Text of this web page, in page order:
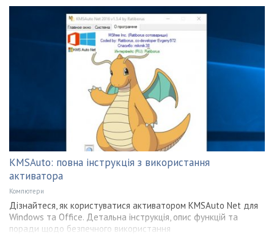
KMSAuto: повна інструкція з використання
активатора
Компютери
Дізнайтеся, як користуватися активатором KMSAuto Net для
Windows та Office. Детальна інструкція, опис функцій та
поради щодо безпечного використання